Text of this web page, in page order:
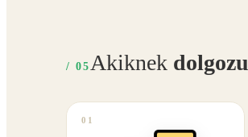
/ 05 Akiknek
01